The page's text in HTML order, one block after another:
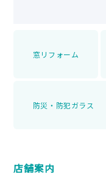
窓リフォーム
防災・防犯ガラス
店舗案内